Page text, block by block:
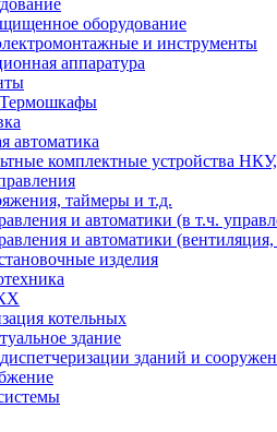
оборудование
и инструменты
аппаратура
автоматика
комплектные устройства
таймеры и т.д.
и автоматики (в т.ч.
и автоматики (вентиляция,
изделия
котельных
здание
зданий и